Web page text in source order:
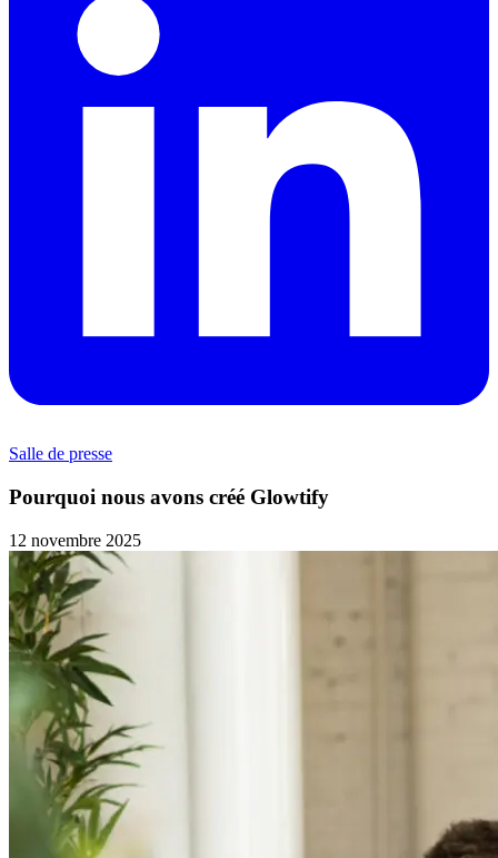
Salle de presse
Pourquoi nous avons créé Glowtify
12 novembre 2025